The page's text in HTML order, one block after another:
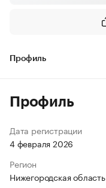
Профиль
Профиль
Дата регистрации
4 февраля 2026
Регион
Нижегородская область